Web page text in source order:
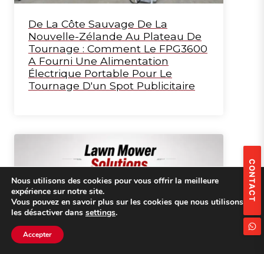
De La Côte Sauvage De La
Nouvelle-Zélande Au Plateau De
Tournage : Comment Le FPG3600
A Fourni Une Alimentation
Électrique Portable Pour Le
Tournage D'un Spot Publicitaire
CONTACT
Nous utilisons des cookies pour vous offrir la meilleure
expérience sur notre site.
Vous pouvez en savoir plus sur les cookies que nous utilisons ou
les désactiver dans settings.
Accepter